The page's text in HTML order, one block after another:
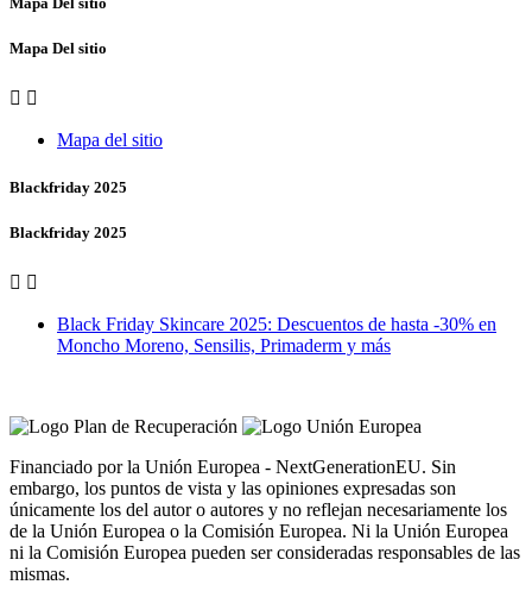
Mapa Del sitio
 
Mapa del sitio
Blackfriday 2025
Blackfriday 2025
 
Black Friday Skincare 2025: Descuentos de hasta -30% en
Moncho Moreno, Sensilis, Primaderm y más
Financiado por la Unión Europea - NextGenerationEU. Sin
embargo, los puntos de vista y las opiniones expresadas son
únicamente los del autor o autores y no reflejan necesariamente los
de la Unión Europea o la Comisión Europea. Ni la Unión Europea
ni la Comisión Europea pueden ser consideradas responsables de las
mismas.